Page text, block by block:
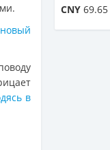
новый
в
CNY 69.65